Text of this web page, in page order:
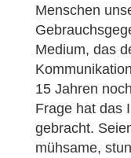
Menschen
Medium, das
15 Jahren
Frage hat das
gebracht.
mühsame,